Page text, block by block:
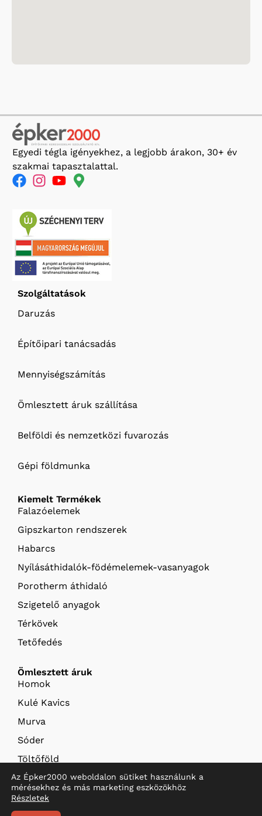
Egyedi tégla igényekhez, a legjobb árakon, 30+ év
szakmai tapasztalattal.
Szolgáltatások
Daruzás
Építőipari tanácsadás
Mennyiségszámítás
Ömlesztett áruk szállítása
Belföldi és nemzetközi fuvarozás
Gépi földmunka
Kiemelt Termékek
Falazóelemek
Gipszkarton rendszerek
Habarcs
Nyílásáthidalók-födémelemek-vasanyagok
Porotherm áthidaló
Szigetelő anyagok
Térkövek
Tetőfedés
Ömlesztett áruk
Homok
Kulé Kavics
Murva
Sóder
Töltőföld
Termőföld
Szállítás és fizetés
Az Épker2000 weboldalon sütiket használunk a
mérésekhez és más marketing eszközökhöz
Részletek